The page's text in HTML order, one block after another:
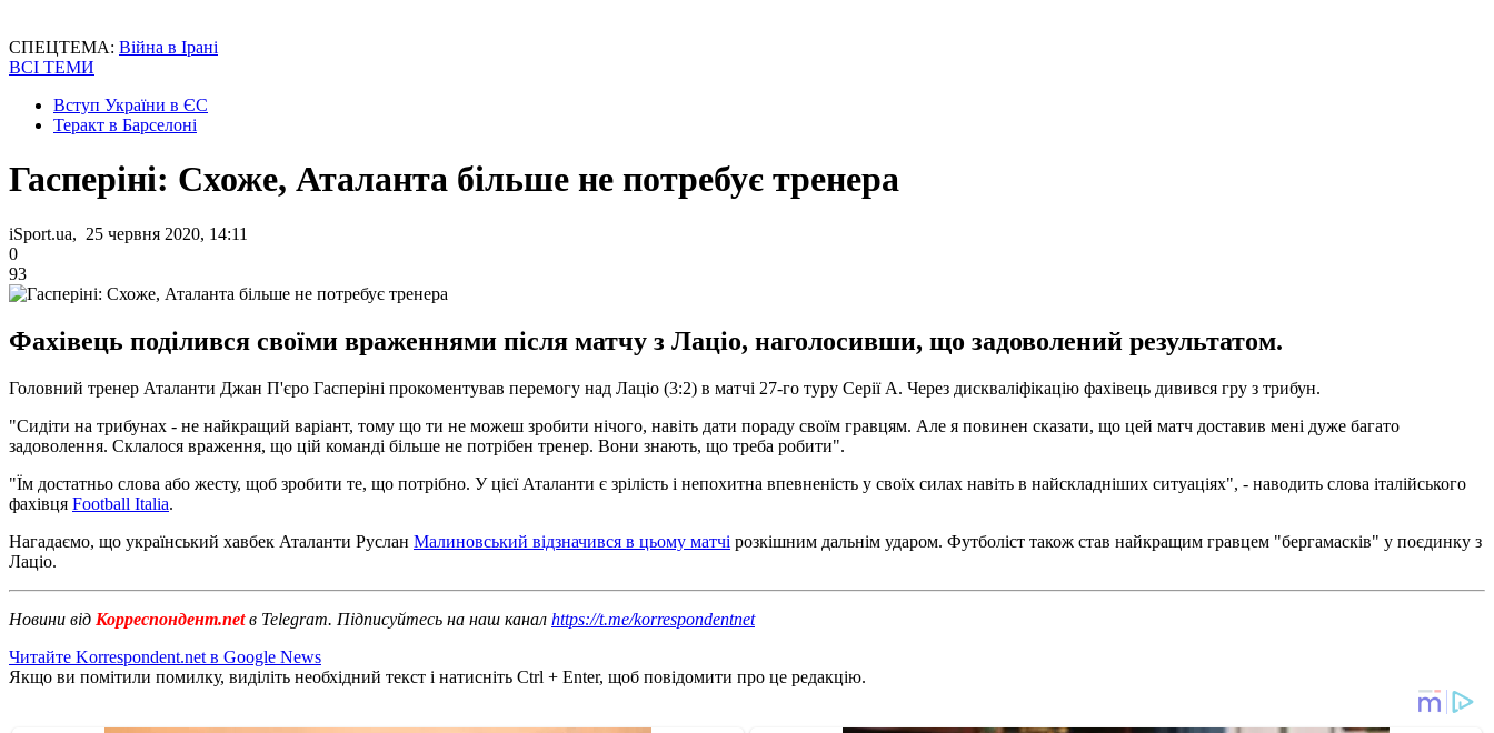
СПЕЦТЕМА: Війна в Ірані
ВСІ ТЕМИ
Вступ України в ЄС
Теракт в Барселоні
Гасперіні: Схоже, Аталанта більше не потребує тренера
iSport.ua, 25 червня 2020, 14:11
0
93
Фахівець поділився своїми враженнями після матчу з Лаціо, наголосивши, що задоволений результатом.
Головний тренер Аталанти Джан П'єро Гасперіні прокоментував перемогу над Лаціо (3:2) в матчі 27-го туру Серії А. Через дискваліфікацію фахівець дивився гру з трибун.
"Сидіти на трибунах - не найкращий варіант, тому що ти не можеш зробити нічого, навіть дати пораду своїм гравцям. Але я повинен сказати, що цей матч доставив мені дуже багато
задоволення. Склалося враження, що цій команді більше не потрібен тренер. Вони знають, що треба робити".
"Їм достатньо слова або жесту, щоб зробити те, що потрібно. У цієї Аталанти є зрілість і непохитна впевненість у своїх силах навіть в найскладніших ситуаціях", - наводить слова італійського
фахівця Football Italia.
Нагадаємо, що український хавбек Аталанти Руслан Малиновський відзначився в цьому матчі розкішним дальнім ударом. Футболіст також став найкращим гравцем "бергамасків" у поєдинку з
Лаціо.
Новини від Корреспондент.netв Telegram. Підписуйтесь на наш канал https://t.me/korrespondentnet
Читайте Korrespondent.net в Google News
Якщо ви помітили помилку, виділіть необхідний текст і натисніть Ctrl + Enter, щоб повідомити про це редакцію.